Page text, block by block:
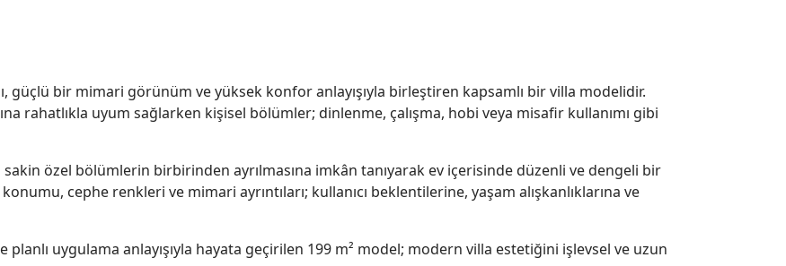
güçlü bir mimari görünüm ve yüksek konfor anlayışıyla birleştiren kapsamlı bir villa modelidir.
rahatlıkla uyum sağlarken kişisel bölümler; dinlenme, çalışma, hobi veya misafir kullanımı gibi
özel bölümlerin birbirinden ayrılmasına imkân tanıyarak ev içerisinde düzenli ve dengeli bir
cephe renkleri ve mimari ayrıntıları; kullanıcı beklentilerine, yaşam alışkanlıklarına ve
planlı uygulama anlayışıyla hayata geçirilen 199 m² model; modern villa estetiğini işlevsel ve uzun